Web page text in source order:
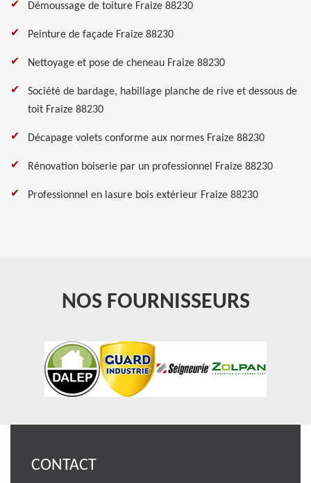
Démoussage de toiture Fraize 88230
Peinture de façade Fraize 88230
Nettoyage et pose de cheneau Fraize 88230
Société de bardage, habillage planche de rive et dessous de
toit Fraize 88230
Décapage volets conforme aux normes Fraize 88230
Rénovation boiserie par un professionnel Fraize 88230
Professionnel en lasure bois extérieur Fraize 88230
NOS FOURNISSEURS
CONTACT